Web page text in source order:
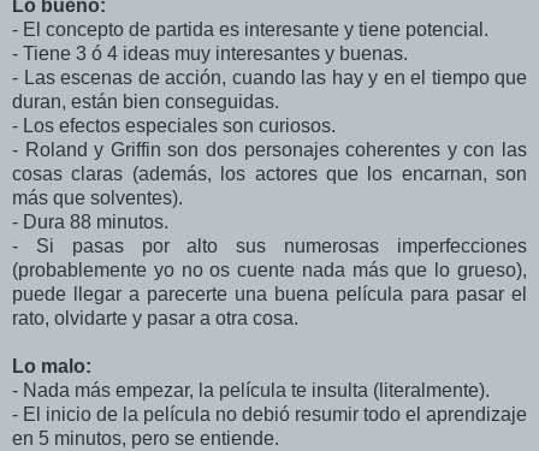
Lo bueno:
- El concepto de partida es interesante y tiene potencial.
- Tiene 3 ó 4 ideas muy interesantes y buenas.
- Las escenas de acción, cuando las hay y en el tiempo que
duran, están bien conseguidas.
- Los efectos especiales son curiosos.
- Roland y Griffin son dos personajes coherentes y con las
cosas claras (además, los actores que los encarnan, son
más que solventes).
- Dura 88 minutos.
- Si pasas por alto sus numerosas imperfecciones
(probablemente yo no os cuente nada más que lo grueso),
puede llegar a parecerte una buena película para pasar el
rato, olvidarte y pasar a otra cosa.
Lo malo:
- Nada más empezar, la película te insulta (literalmente).
- El inicio de la película no debió resumir todo el aprendizaje
en 5 minutos, pero se entiende.